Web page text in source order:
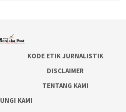
KODE ETIK JURNALISTIK
DISCLAIMER
TENTANG KAMI
KAMI